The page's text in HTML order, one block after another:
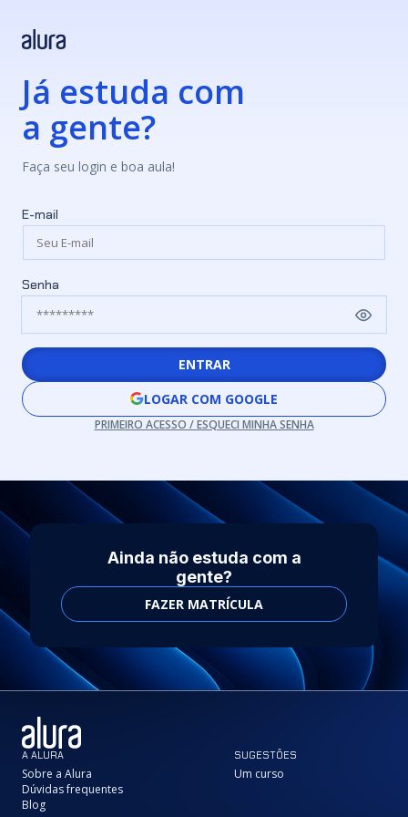
Já estuda com
a gente?
Faça seu login e boa aula!
E-mail
Senha
ENTRAR
LOGAR COM GOOGLE
PRIMEIRO ACESSO / ESQUECI MINHA SENHA
Ainda não estuda com a
gente?
FAZER MATRÍCULA
A ALURA
Sobre a Alura
Dúvidas frequentes
Blog
SUGESTÕES
Um curso